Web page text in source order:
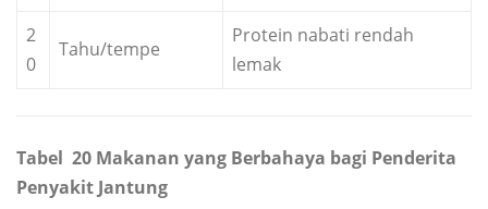
2
0
Tahu/tempe
Protein nabati rendah
lemak
Tabel 20 Makanan yang Berbahaya bagi Penderita
Penyakit Jantung